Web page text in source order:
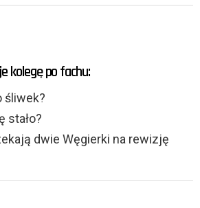
kolegę po fachu:
śliwek?
stało?
dwie Węgierki na rewizję